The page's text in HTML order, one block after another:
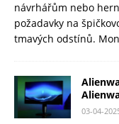
návrhářům nebo
požadavky na
tmavých odstínů.
03-04-